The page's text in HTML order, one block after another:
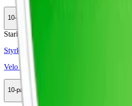
10-pack
Stark
Styrka Stark · Slim
Velo Bright Spearmint 14
10-pack
359,90 kr
Köp